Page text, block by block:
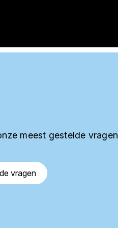
meest gestelde vragen
vragen